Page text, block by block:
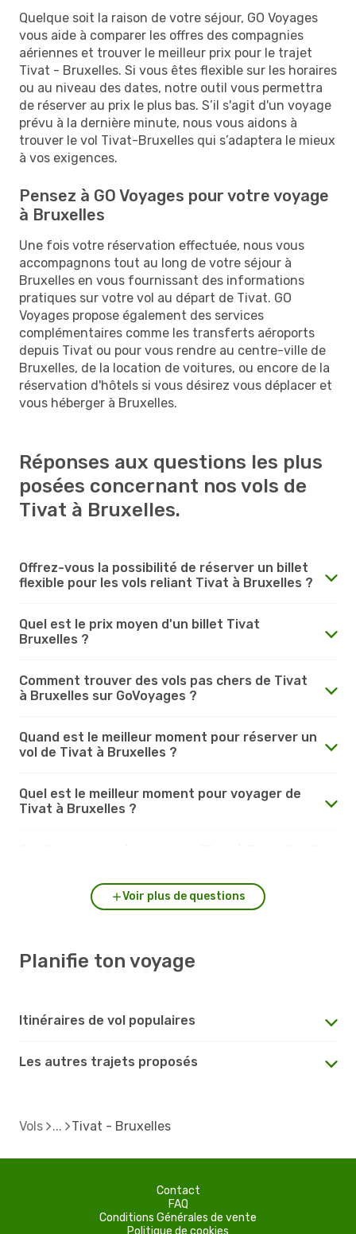
Quelque soit la raison de votre séjour, GO Voyages
vous aide à comparer les offres des compagnies
aériennes et trouver le meilleur prix pour le trajet
Tivat - Bruxelles. Si vous êtes flexible sur les horaires
ou au niveau des dates, notre outil vous permettra
de réserver au prix le plus bas. S’il s'agit d'un voyage
prévu à la dernière minute, nous vous aidons à
trouver le vol Tivat-Bruxelles qui s’adaptera le mieux
à vos exigences.
Pensez à GO Voyages pour votre voyage
à Bruxelles
Une fois votre réservation effectuée, nous vous
accompagnons tout au long de votre séjour à
Bruxelles en vous fournissant des informations
pratiques sur votre vol au départ de Tivat. GO
Voyages propose également des services
complémentaires comme les transferts aéroports
depuis Tivat ou pour vous rendre au centre-ville de
Bruxelles, de la location de voitures, ou encore de la
réservation d'hôtels si vous désirez vous déplacer et
vous héberger à Bruxelles.
Réponses aux questions les plus
posées concernant nos vols de
Tivat à Bruxelles.
Offrez-vous la possibilité de réserver un billet
flexible pour les vols reliant Tivat à Bruxelles ?
Quel est le prix moyen d'un billet Tivat
Bruxelles ?
Comment trouver des vols pas chers de Tivat
à Bruxelles sur GoVoyages ?
Quand est le meilleur moment pour réserver un
vol de Tivat à Bruxelles ?
Quel est le meilleur moment pour voyager de
Tivat à Bruxelles ?
Voir plus de questions
Planifie ton voyage
Itinéraires de vol populaires
Les autres trajets proposés
Vols Tivat - Bruxelles
Contact
FAQ
Conditions Générales de vente
Politique de cookies